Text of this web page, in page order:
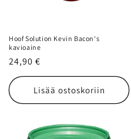
Hoof Solution Kevin Bacon's
kavioaine
Normaalihinta
24,90 €
Lisää ostoskoriin